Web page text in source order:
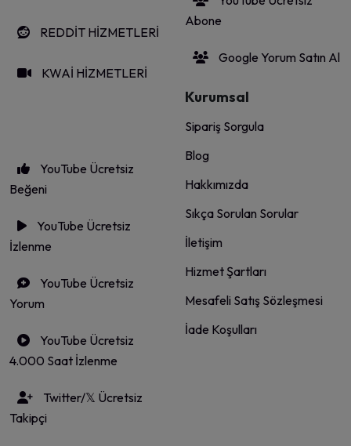
REDDİT HİZMETLERİ
KWAİ HİZMETLERİ
Abone
Google Yorum Satın Al
YouTube Ücretsiz
Beğeni
YouTube Ücretsiz
İzlenme
YouTube Ücretsiz
Yorum
YouTube Ücretsiz
4.000 Saat İzlenme
Twitter/𝕏 Ücretsiz
Takipçi
Kurumsal
Sipariş Sorgula
Blog
Hakkımızda
Sıkça Sorulan Sorular
İletişim
Hizmet Şartları
Mesafeli Satış Sözleşmesi
İade Koşulları